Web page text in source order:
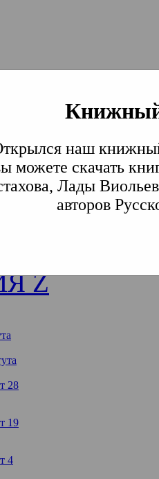
наш
можете скачать
Лады
авторов
СВА
Z
28
19
4